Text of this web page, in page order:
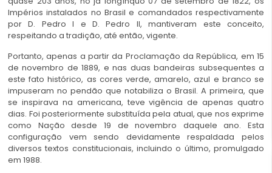
Impérios instalados no Brasil e comandados respectivamente
por D. Pedro I e D. Pedro II, mantiveram este conceito,
respeitando a tradição, até então, vigente.
Portanto, apenas a partir da Proclamação da República, em 15
de novembro de 1889, e nas duas bandeiras subsequentes a
este fato histórico, as cores verde, amarelo, azul e branco se
impuseram no pendão que notabiliza o Brasil. A primeira, que
se inspirava na americana, teve vigência de apenas quatro
dias. Foi posteriormente substituída pela atual, que nos exprime
como Nação desde 19 de novembro daquele ano. Esta
configuração vem sendo devidamente respaldada pelos
diversos textos constitucionais, incluindo o último, promulgado
em 1988.